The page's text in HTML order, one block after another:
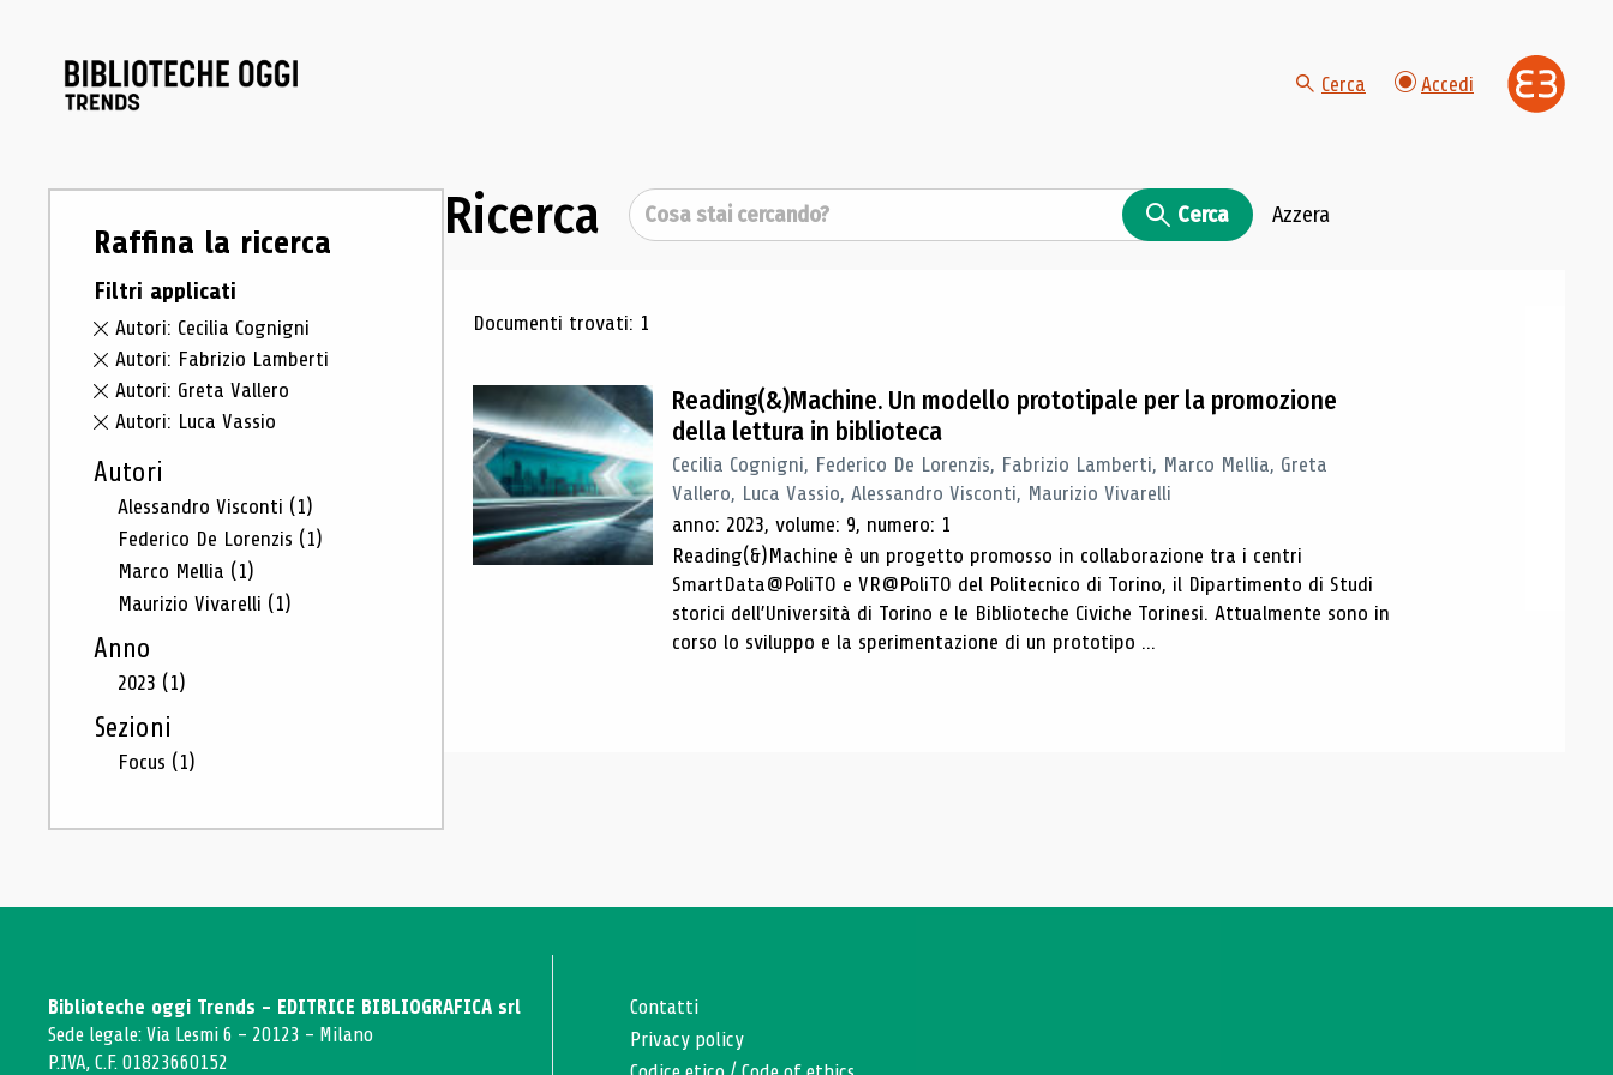
Cerca Accedi
Raffina la ricerca
Filtri applicati
Autori: Cecilia Cognigni
Autori: Fabrizio Lamberti
Autori: Greta Vallero
Autori: Luca Vassio
Autori
Alessandro Visconti (1)
Federico De Lorenzis (1)
Marco Mellia (1)
Maurizio Vivarelli (1)
Anno
2023 (1)
Sezioni
Focus (1)
Ricerca Cerca Cerca Azzera
Risultati di ricerca
Documenti trovati: 1
Reading(&)Machine. Un modello prototipale per la promozione
della lettura in biblioteca
Cecilia Cognigni, Federico De Lorenzis, Fabrizio Lamberti, Marco Mellia, Greta
Vallero, Luca Vassio, Alessandro Visconti, Maurizio Vivarelli
anno: 2023, volume: 9, numero: 1
Reading(&)Machine è un progetto promosso in collaborazione tra i centri
SmartData@PoliTO e VR@PoliTO del Politecnico di Torino, il Dipartimento di Studi
storici dell’Università di Torino e le Biblioteche Civiche Torinesi. Attualmente sono in
corso lo sviluppo e la sperimentazione di un prototipo ...
Biblioteche oggi Trends - EDITRICE BIBLIOGRAFICA srl
Sede legale: Via Lesmi 6 - 20123 - Milano
P.IVA, C.F. 01823660152
Contatti
Privacy policy